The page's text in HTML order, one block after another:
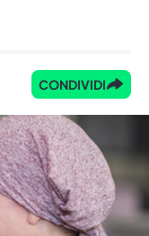
CONDIVIDI